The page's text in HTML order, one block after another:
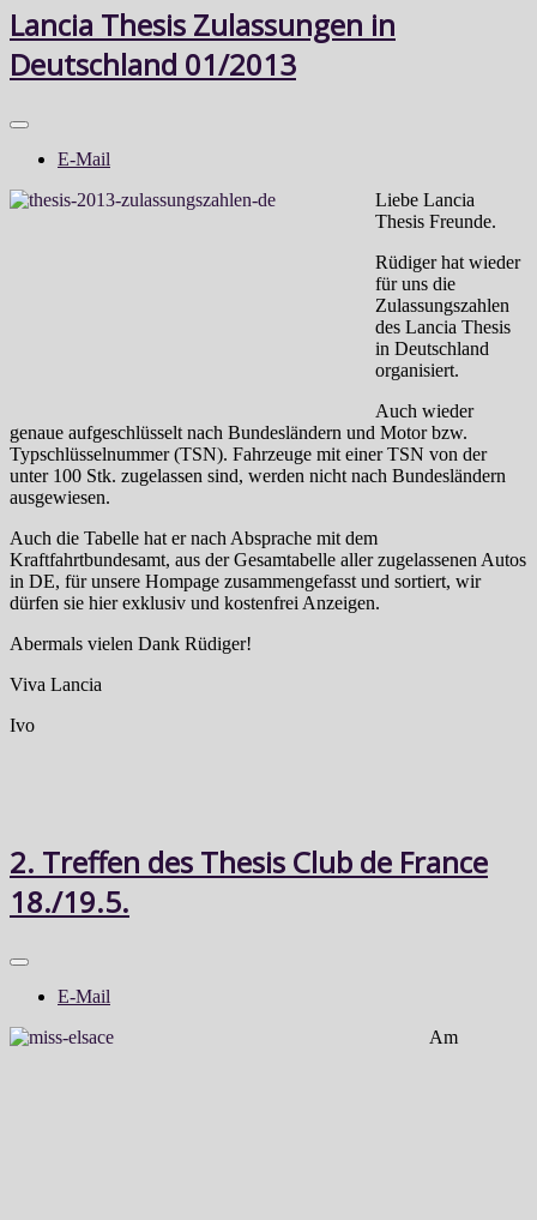
Lancia Thesis Zulassungen in
Deutschland 01/2013
E-Mail
Liebe Lancia
Thesis Freunde.
Rüdiger hat wieder
für uns die
Zulassungszahlen
des Lancia Thesis
in Deutschland
organisiert.
Auch wieder
genaue aufgeschlüsselt nach Bundesländern und Motor bzw.
Typschlüsselnummer (TSN). Fahrzeuge mit einer TSN von der
unter 100 Stk. zugelassen sind, werden nicht nach Bundesländern
ausgewiesen.
Auch die Tabelle hat er nach Absprache mit dem
Kraftfahrtbundesamt, aus der Gesamtabelle aller zugelassenen Autos
in DE, für unsere Hompage zusammengefasst und sortiert, wir
dürfen sie hier exklusiv und kostenfrei Anzeigen.
Abermals vielen Dank Rüdiger!
Viva Lancia
Ivo
2. Treffen des Thesis Club de France
18./19.5.
E-Mail
Am